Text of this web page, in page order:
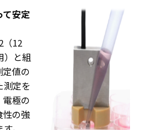
て安定
（12
）と組
定値の
測定を
電極の
性の強